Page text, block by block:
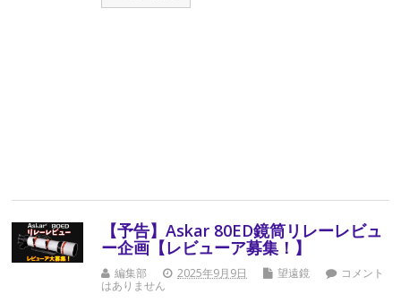
【予告】Askar 80ED鏡筒リレーレビュ
ー企画【レビューア募集！】
編集部 2025年9月9日 望遠鏡
コメント
はありません